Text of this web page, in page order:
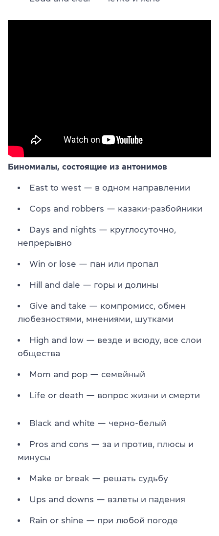
Биномиалы, состоящие из антонимов
East to west — в одном направлении
Cops and robbers — казаки-разбойники
Days and nights — круглосуточно,
непрерывно
Win or lose — пан или пропал
Hill and dale — горы и долины
Give and take — компромисс, обмен
любезностями, мнениями, шутками
High and low — везде и всюду, все слои
общества
Mom and pop — семейный
Life or death — вопрос жизни и смерти
Black and white — черно-белый
Pros and cons — за и против, плюсы и
минусы
Make or break — решать судьбу
Ups and downs — взлеты и падения
Rain or shine — при любой погоде